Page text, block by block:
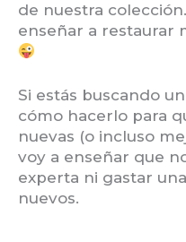
de nuestra
enseñar a restaurar
Si estás buscando
cómo hacerlo para
nuevas (o incluso
voy a enseñar que
experta ni gastar
nuevos.